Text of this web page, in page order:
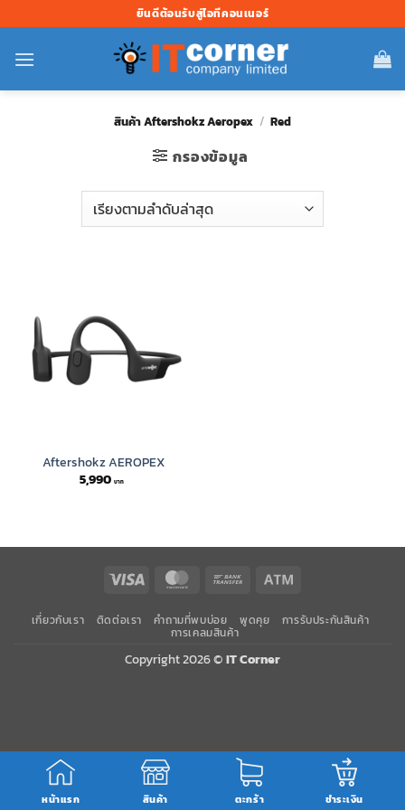
ไป
ยัง
ยินดีต้อนรับสู่ไอทีคอนเนอร์
สินค้า Aftershokz Aeropex / Red
กรองข้อมูล
Aftershokz AEROPEX
5,990
หน้าแรก สินค้า ตะกร้า ชำระเงิน
Visa MasterCard Bank
เกี่ยวกับเรา ติดต่อเรา คำถามที่พบบ่อย พูดคุย การรับประกันสินค้า
การเคลมสินค้า
Copyright 2026 ©IT Corner